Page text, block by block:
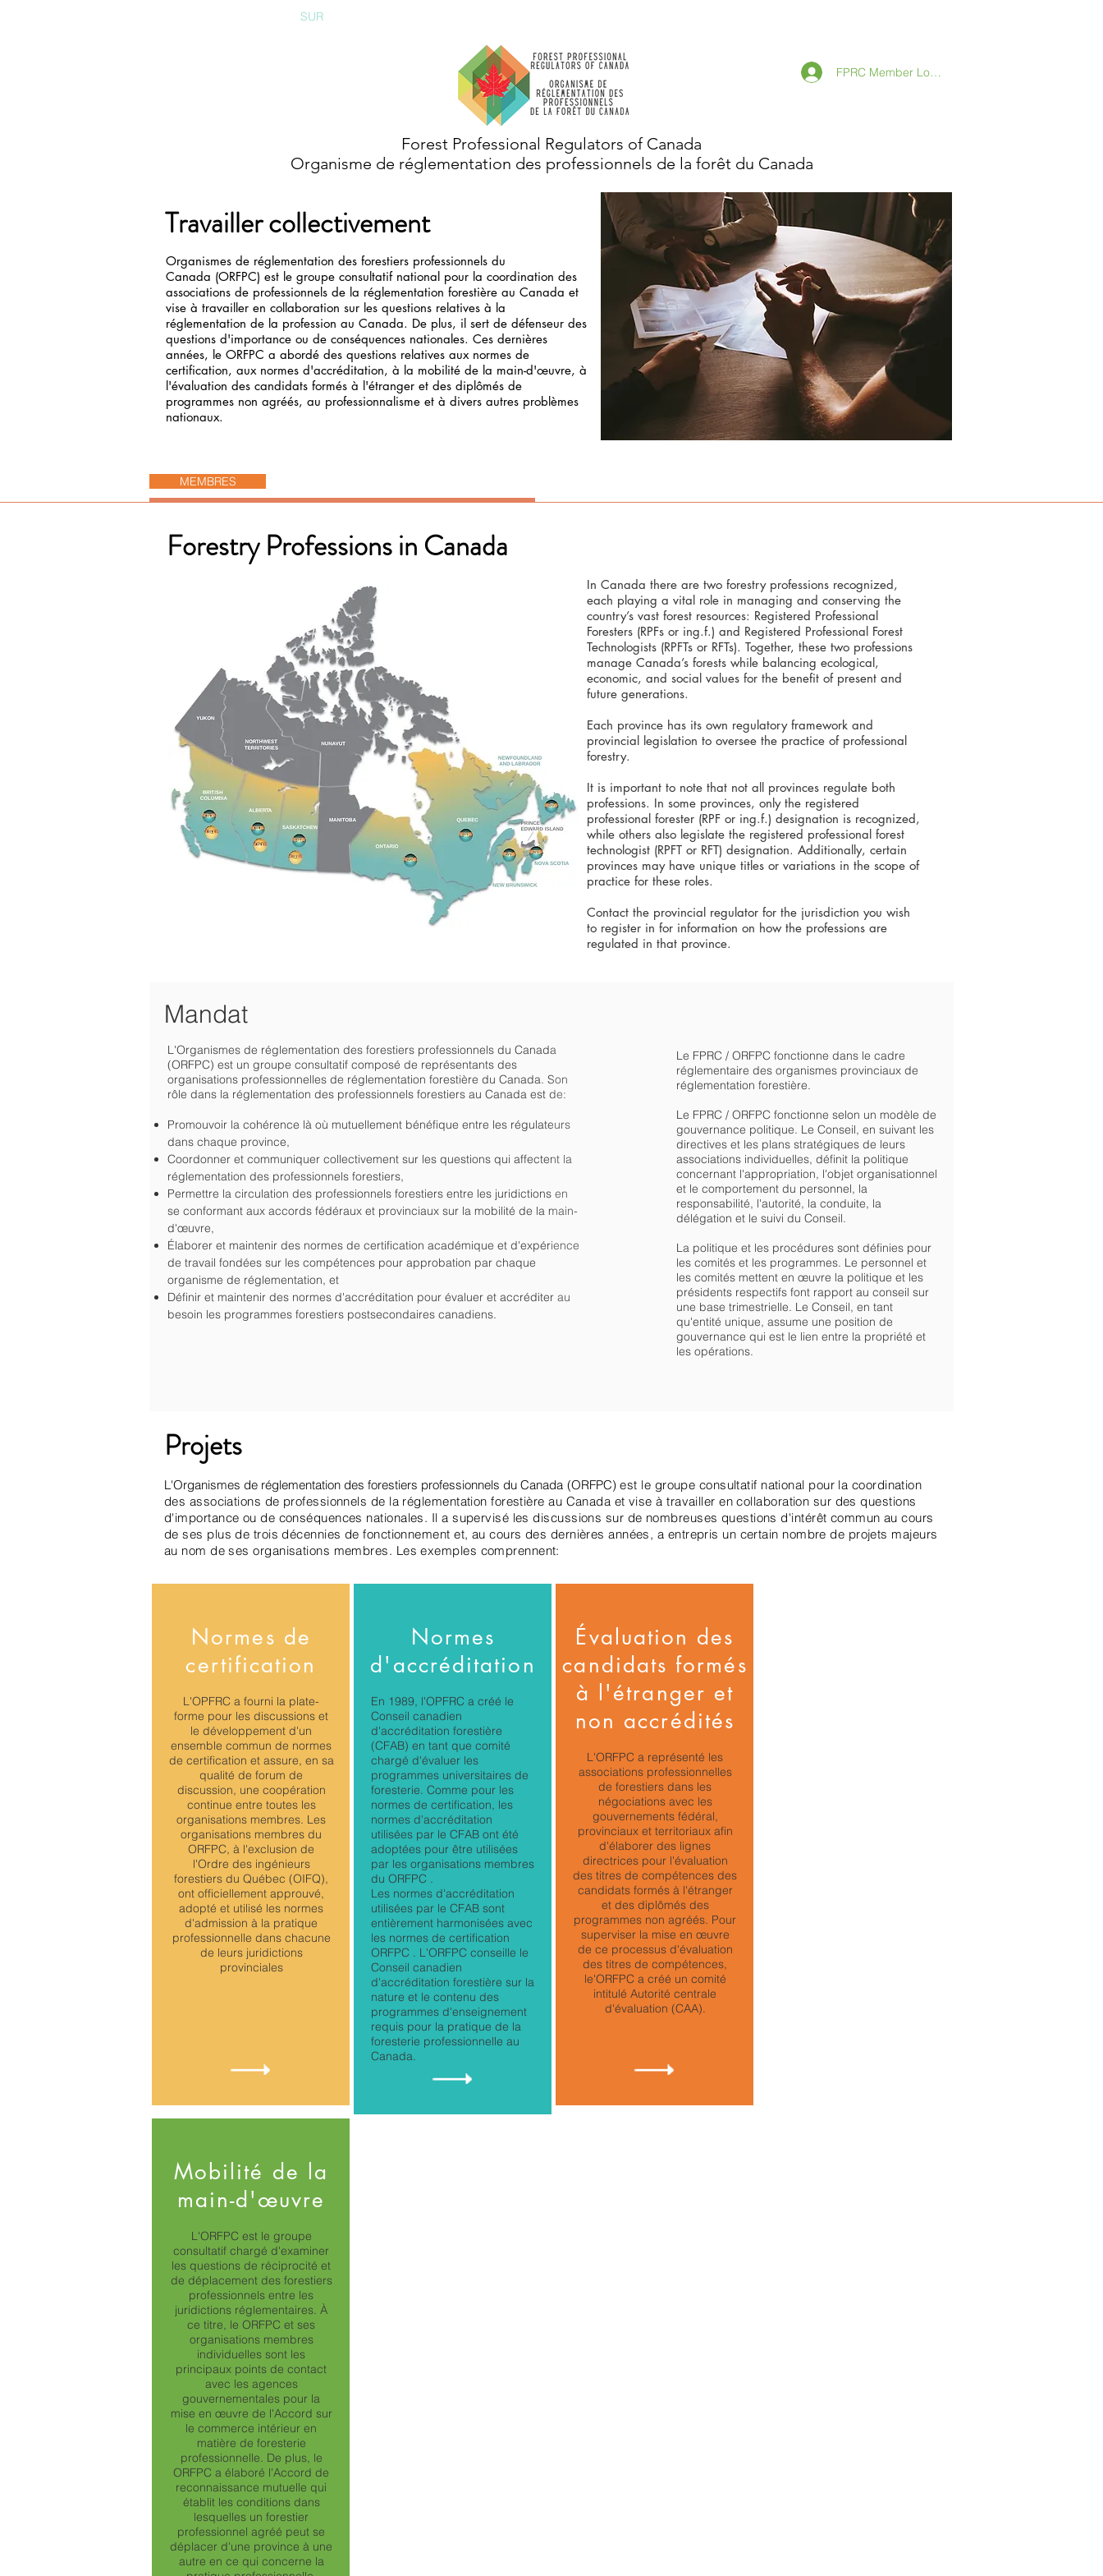
SUR
FPRC Member Login
Forest Professional Regulators of Canada
Organisme de réglementation des professionnels de la forêt du Canada
Travailler collectivement
Organismes de réglementation des forestiers professionnels du
Canada (ORFPC) est le groupe consultatif national pour la coordination des
associations de professionnels de la réglementation forestière au Canada et
vise à travailler en collaboration sur les questions relatives à la
réglementation de la profession au Canada. De plus, il sert de défenseur des
questions d'importance ou de conséquences nationales. Ces dernières
années, le ORFPC a abordé des questions relatives aux normes de
certification, aux normes d'accréditation, à la mobilité de la main-d'œuvre, à
l'évaluation des candidats formés à l'étranger et des diplômés de
programmes non agréés, au professionnalisme et à divers autres problèmes
nationaux.
MEMBRES
Forestry Professions in Canada
In Canada there are two forestry professions recognized,
each playing a vital role in managing and conserving the
country’s vast forest resources: Registered Professional
Foresters (RPFs or ing.f.) and Registered Professional Forest
Technologists (RPFTs or RFTs). Together, these two professions
manage Canada’s forests while balancing ecological,
economic, and social values for the benefit of present and
future generations.
Each province has its own regulatory framework and
provincial legislation to oversee the practice of professional
forestry.
It is important to note that not all provinces regulate both
professions. In some provinces, only the registered
professional forester (RPF or ing.f.) designation is recognized,
while others also legislate the registered professional forest
technologist (RPFT or RFT) designation. Additionally, certain
provinces may have unique titles or variations in the scope of
practice for these roles.
Contact the provincial regulator for the jurisdiction you wish
to register in for information on how the professions are
regulated in that province.
Mandat
L'Organismes de réglementation des forestiers professionnels du Canada
(ORFPC) est un groupe consultatif composé de représentants des
organisations professionnelles de réglementation forestière du Canada. Son
rôle dans la réglementation des professionnels forestiers au Canada est de:
Promouvoir la cohérence là où mutuellement bénéfique entre les régulateurs
dans chaque province,
Coordonner et communiquer collectivement sur les questions qui affectent la
réglementation des professionnels forestiers,
Permettre la circulation des professionnels forestiers entre les juridictions en
se conformant aux accords fédéraux et provinciaux sur la mobilité de la main-
d'œuvre,
Élaborer et maintenir des normes de certification académique et d'expérience
de travail fondées sur les compétences pour approbation par chaque
organisme de réglementation, et
Définir et maintenir des normes d'accréditation pour évaluer et accréditer au
besoin les programmes forestiers postsecondaires canadiens.
Le FPRC / ORFPC fonctionne dans le cadre
réglementaire des organismes provinciaux de
réglementation forestière.
Le FPRC / ORFPC fonctionne selon un modèle de
gouvernance politique. Le Conseil, en suivant les
directives et les plans stratégiques de leurs
associations individuelles, définit la politique
concernant l'appropriation, l'objet organisationnel
et le comportement du personnel, la
responsabilité, l'autorité, la conduite, la
délégation et le suivi du Conseil.
La politique et les procédures sont définies pour
les comités et les programmes. Le personnel et
les comités mettent en œuvre la politique et les
présidents respectifs font rapport au conseil sur
une base trimestrielle. Le Conseil, en tant
qu'entité unique, assume une position de
gouvernance qui est le lien entre la propriété et
les opérations.
Projets
L'Organismes de réglementation des forestiers professionnels du Canada (ORFPC) est le groupe consultatif national pour la coordination
des associations de professionnels de la réglementation forestière au Canada et vise à travailler en collaboration sur des questions
d'importance ou de conséquences nationales. Il a supervisé les discussions sur de nombreuses questions d'intérêt commun au cours
de ses plus de trois décennies de fonctionnement et, au cours des dernières années, a entrepris un certain nombre de projets majeurs
au nom de ses organisations membres. Les exemples comprennent:
Normes de
certification
L'OPFRC a fourni la plate-
forme pour les discussions et
le développement d'un
ensemble commun de normes
de certification et assure, en sa
qualité de forum de
discussion, une coopération
continue entre toutes les
organisations membres. Les
organisations membres du
ORFPC, à l'exclusion de
l'Ordre des ingénieurs
forestiers du Québec (OIFQ),
ont officiellement approuvé,
adopté et utilisé les normes
d'admission à la pratique
professionnelle dans chacune
de leurs juridictions
provinciales
Normes
d'accréditation
En 1989, l'OPFRC a créé le
Conseil canadien
d'accréditation forestière
(CFAB) en tant que comité
chargé d'évaluer les
programmes universitaires de
foresterie. Comme pour les
normes de certification, les
normes d'accréditation
utilisées par le CFAB ont été
adoptées pour être utilisées
par les organisations membres
du ORFPC .
Les normes d'accréditation
utilisées par le CFAB sont
entièrement harmonisées avec
les normes de certification
ORFPC . L'ORFPC conseille le
Conseil canadien
d'accréditation forestière sur la
nature et le contenu des
programmes d'enseignement
requis pour la pratique de la
foresterie professionnelle au
Canada.
Évaluation des
candidats formés
à l'étranger et
non accrédités
L'ORFPC a représenté les
associations professionnelles
de forestiers dans les
négociations avec les
gouvernements fédéral,
provinciaux et territoriaux afin
d'élaborer des lignes
directrices pour l'évaluation
des titres de compétences des
candidats formés à l'étranger
et des diplômés des
programmes non agréés. Pour
superviser la mise en œuvre
de ce processus d'évaluation
des titres de compétences,
le'ORFPC a créé un comité
intitulé Autorité centrale
d'évaluation (CAA).
Mobilité de la
main-d'œuvre
L'ORFPC est le groupe
consultatif chargé d'examiner
les questions de réciprocité et
de déplacement des forestiers
professionnels entre les
juridictions réglementaires. À
ce titre, le ORFPC et ses
organisations membres
individuelles sont les
principaux points de contact
avec les agences
gouvernementales pour la
mise en œuvre de l'Accord sur
le commerce intérieur en
matière de foresterie
professionnelle. De plus, le
ORFPC a élaboré l'Accord de
reconnaissance mutuelle qui
établit les conditions dans
lesquelles un forestier
professionnel agréé peut se
déplacer d'une province à une
autre en ce qui concerne la